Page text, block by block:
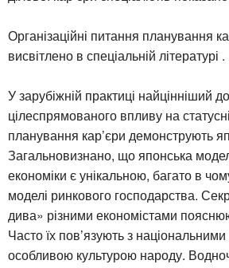
Організаційні питання планування
висвітлено в спеціальній літературі .
У зарубіжній практиці найцінніший
цілеспрямованого впливу на
планування кар’єри демонструють
Загальновизнано, що японська
економіки є унікальною, багато в
моделі ринкового господарства.
дива» різними економістами
Часто їх пов’язують з
особливою культурою народу.